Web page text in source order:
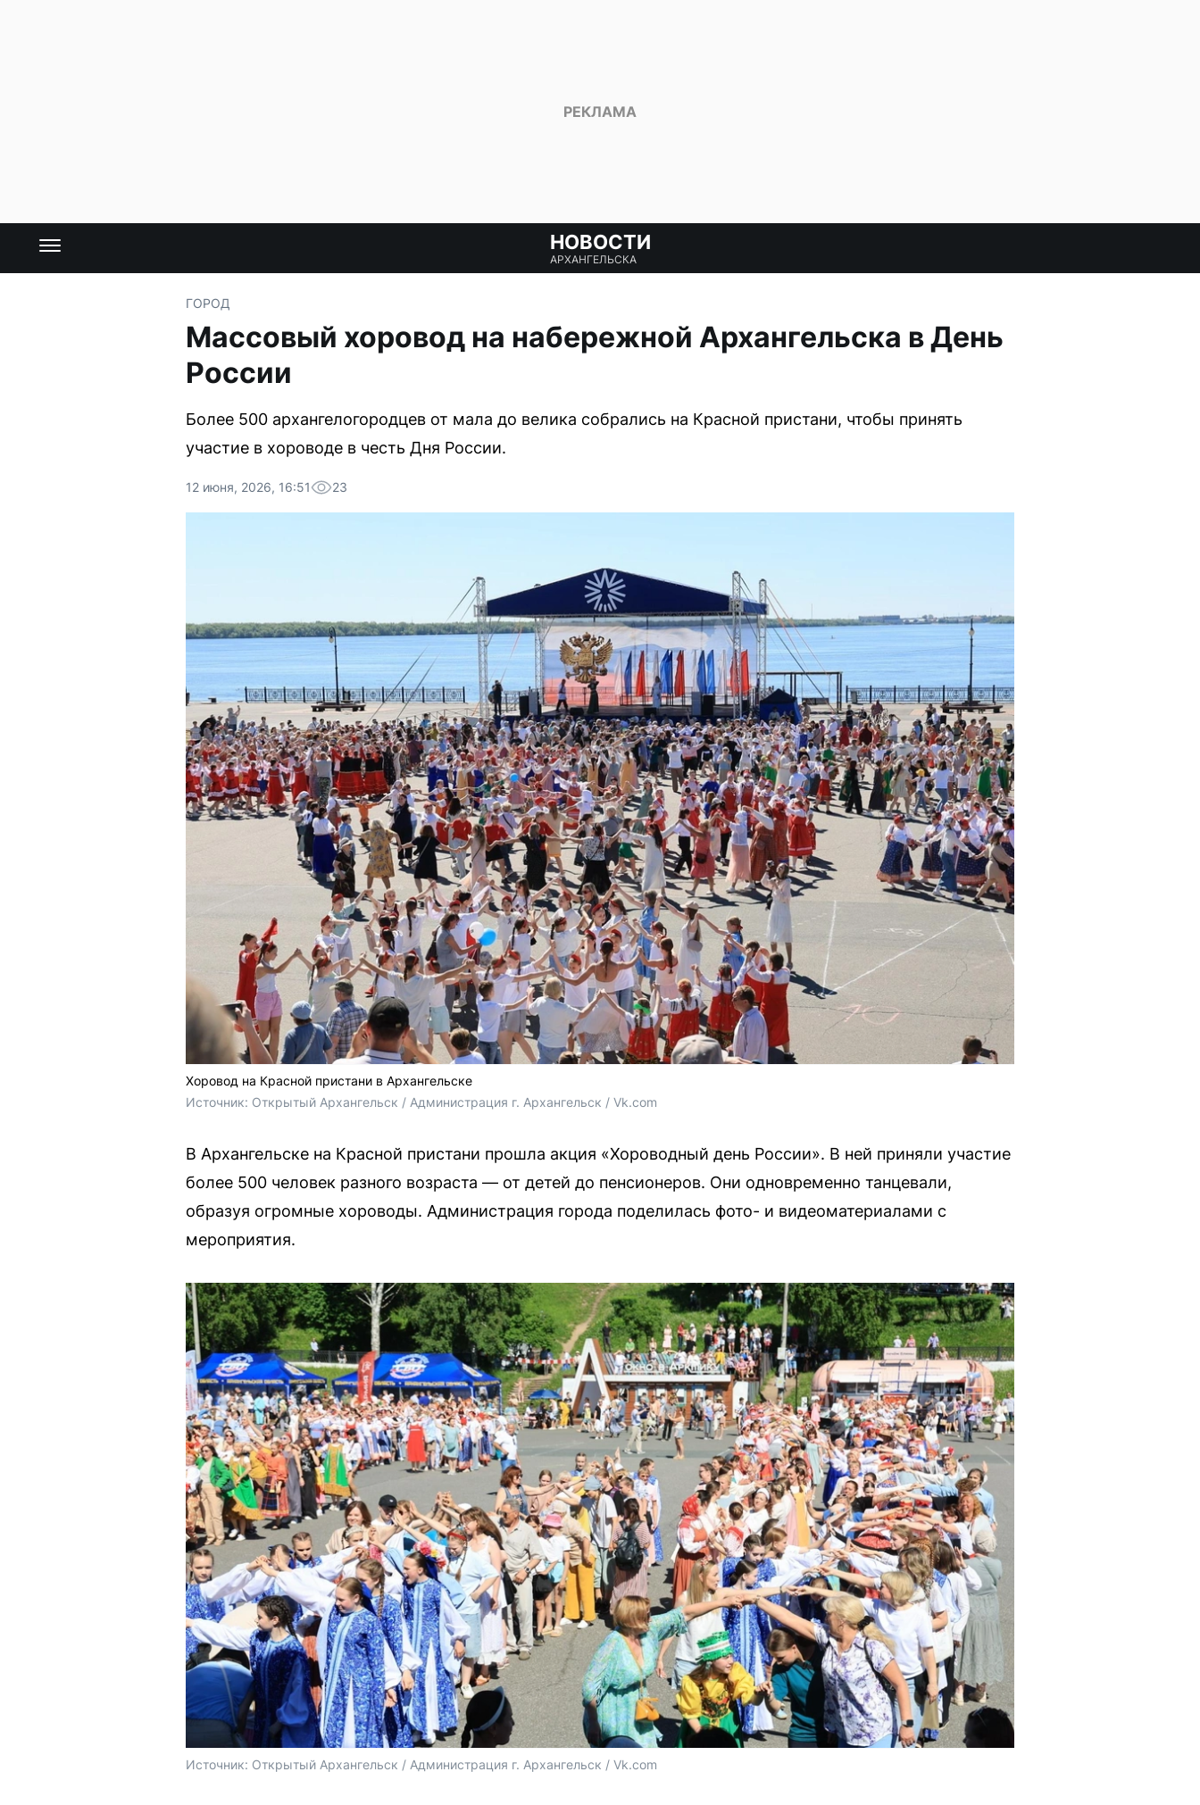
НОВОСТИ
АРХАНГЕЛЬСКА
ГОРОД
Массовый хоровод на набережной Архангельска в День
России
Более 500 архангелогородцев от мала до велика собрались на Красной пристани, чтобы принять
участие в хороводе в честь Дня России.
12 июня, 2026, 16:51 23
Хоровод на Красной пристани в Архангельске
Источник: Открытый Архангельск / Администрация г. Архангельск / Vk.com
В Архангельске на Красной пристани прошла акция «Хороводный день России». В ней приняли участие
более 500 человек разного возраста — от детей до пенсионеров. Они одновременно танцевали,
образуя огромные хороводы. Администрация города поделилась фото- и видеоматериалами с
мероприятия.
Источник: Открытый Архангельск / Администрация г. Архангельск / Vk.com